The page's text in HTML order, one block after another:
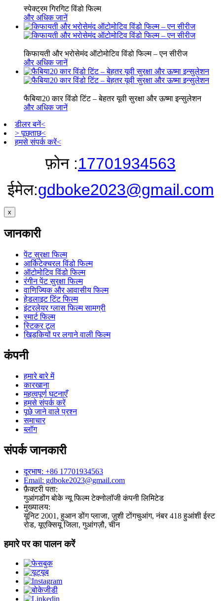
स्पेक्ट्रम गिरगिट विंडो फिल्म
और अधिक जानें
किफायती और भरोसेमंद ऑटोमोटिव विंडो फिल्म – एन सीरीज
और अधिक जानें
फैबिया20 कार विंडो टिंट – बेहतर यूवी सुरक्षा और ऊष्मा इन्सुलेशन
और अधिक जानें
डीलर बनें<
> पूछताछ<
हमसे संपर्क करें<
फ़ोन :17701934563
ईमेल:gdboke2023@gmail.com
x
जानकारी
पेंट सुरक्षा फिल्म
आर्किटेक्चरल विंडो फिल्म
ऑटोमोटिव विंडो फिल्म
रंगीन पेंट सुरक्षा फिल्म
वाणिज्यिक और आवासीय फिल्म
हेडलाइट टिंट फिल्म
इंटरलेयर ग्लास फिल्म सामग्री
स्मार्ट फिल्म
स्टिकर टूल
खिड़कियों पर लगाने वाली फिल्म
कंपनी
हमारे बारे में
कारखाना
महत्वपूर्ण घटनाएँ
हमसे संपर्क करें
पूछे जाने वाले प्रश्न
समाचार
ब्लॉग
संपर्क जानकारी
दूरभाष: +86 17701934563
Email: gdboke2023@gmail.com
फ़ैक्टरी पता:
गुआंगडोंग बोके न्यू फिल्म टेक्नोलॉजी कंपनी लिमिटेड
मुख्यालय:
यूनिट 2001, हुआन डोंग प्लाजा, ज़ुशी टोंगचुआंग, नंबर 418 हुआंशी ईस्ट
रोड, यूएक्सियू जिला, गुआंगज़ौ, चीन
हमारे पर का पालन करें